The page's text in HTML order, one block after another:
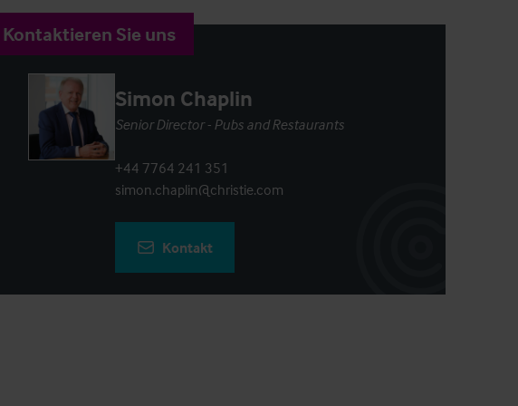
Kontaktieren Sie uns
Simon Chaplin
Senior Director - Pubs and Restaurants
+44 7764 241 351
simon.chaplin@christie.com
Kontakt